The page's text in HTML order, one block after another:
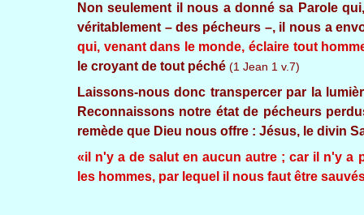
Non seulement il nous a donné sa Parole
véritablement – des pécheurs –, il nous a
qui, venant dans le monde, éclaire tout
le croyant de tout péché (1 Jean 1 v.7)
Laissons-nous donc transpercer par la
Reconnaissons notre état de pécheurs
remède que Dieu nous offre : Jésus, le divin
«il n'y a de salut en aucun autre ; car il n'y a
les hommes, par lequel il nous faut être